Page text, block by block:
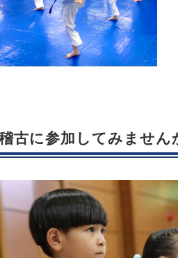
古に参加してみません